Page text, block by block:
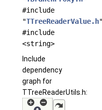
#include
"TTreeReaderValue.h
#include
<string>
Include
dependency
graph for
TTreeReaderUtils.h: